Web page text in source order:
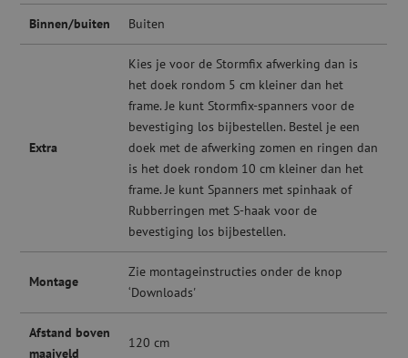
Binnen/buiten Buiten
Extra
Kies je voor de Stormfix afwerking dan is
het doek rondom 5 cm kleiner dan het
frame. Je kunt Stormfix-spanners voor de
bevestiging los bijbestellen. Bestel je een
doek met de afwerking zomen en ringen dan
is het doek rondom 10 cm kleiner dan het
frame. Je kunt Spanners met spinhaak of
Rubberringen met S-haak voor de
bevestiging los bijbestellen.
Montage
Zie montageinstructies onder de knop
‘Downloads'
Afstand boven
maaiveld
120 cm